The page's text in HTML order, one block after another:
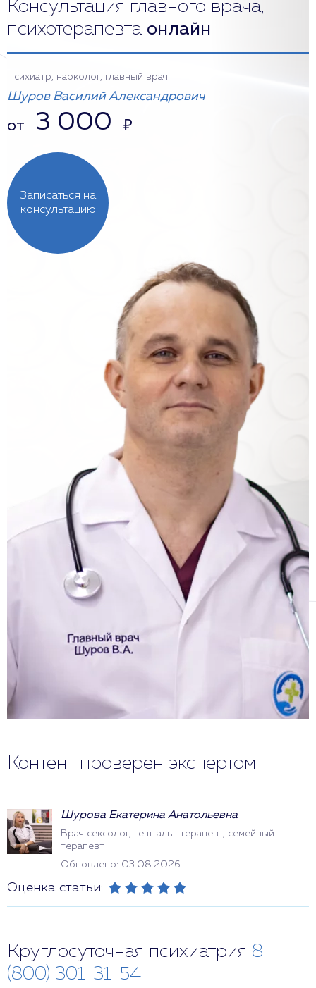
Консультация главного врача,
психотерапевта онлайн
Записаться на
консультацию
Психиатр, нарколог, главный врач
Шуров Василий Александрович
от 3 000 ₽
Контент проверен экспертом
Шурова Екатерина Анатольевна
Врач сексолог, гештальт-терапевт, семейный
терапевт
Обновлено: 03.08.2026
Оценка статьи:
Круглосуточная психиатрия 8
(800) 301-31-54